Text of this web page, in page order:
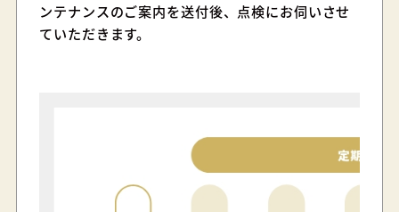
ンテナンスのご案内を送付後、点検にお伺いさせ
ていただきます。